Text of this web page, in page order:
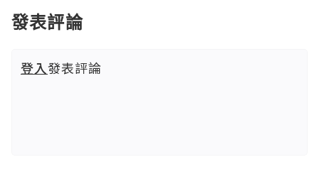
發表評論
登入發表評論